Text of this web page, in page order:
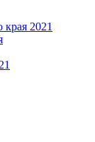
2021